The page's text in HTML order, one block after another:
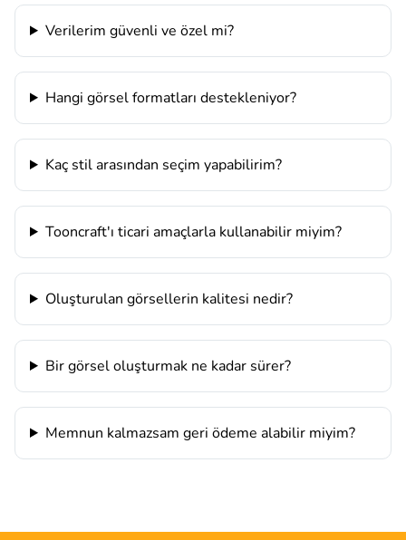
Verilerim güvenli ve özel mi?
Hangi görsel formatları destekleniyor?
Kaç stil arasından seçim yapabilirim?
Tooncraft'ı ticari amaçlarla kullanabilir miyim?
Oluşturulan görsellerin kalitesi nedir?
Bir görsel oluşturmak ne kadar sürer?
Memnun kalmazsam geri ödeme alabilir miyim?